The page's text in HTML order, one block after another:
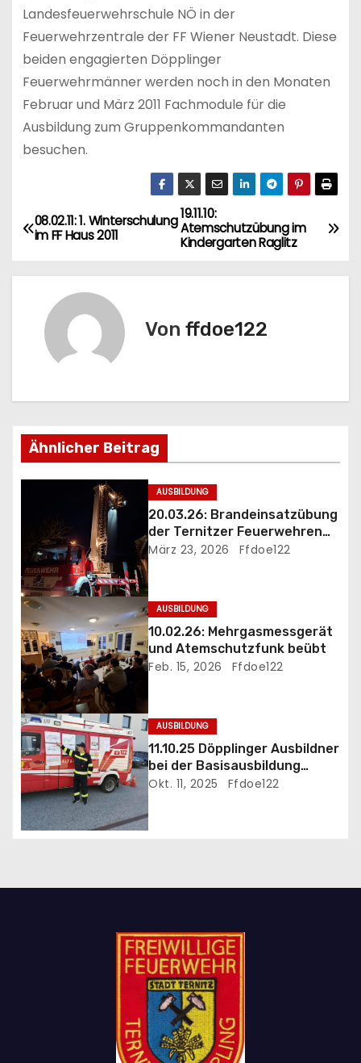
Landesfeuerwehrschule NÖ in der
Feuerwehrzentrale der FF Wiener Neustadt. Diese
beiden engagierten Döpplinger
Feuerwehrmänner werden noch in den Monaten
Februar und März 2011 Fachmodule für die
Ausbildung zum Gruppenkommandanten
besuchen.
B
g
s
v
i
g
a
t
i
o
n
19.11.10:
Atemschutzübung im
Kindergarten Raglitz
08.02.11: 1. Winterschulung
im FF Haus 2011
Von ffdoe122
Ähnlicher Beitrag
AUSBILDUNG
20.03.26: Brandeinsatzübung
der Ternitzer Feuerwehren
FF Döppling und FF St.Johann
März 23, 2026 Ffdoe122
AUSBILDUNG
10.02.26: Mehrgasmessgerät
und Atemschutzfunk beübt
Feb. 15, 2026 Ffdoe122
AUSBILDUNG
11.10.25 Döpplinger Ausbildner
bei der Basisausbildung
eingesetzt
Okt. 11, 2025 Ffdoe122